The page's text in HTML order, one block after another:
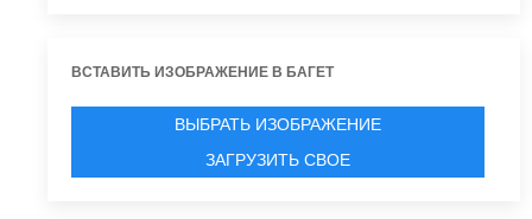
ВСТАВИТЬ ИЗОБРАЖЕНИЕ В БАГЕТ
ВЫБРАТЬ ИЗОБРАЖЕНИЕ
ЗАГРУЗИТЬ СВОЕ